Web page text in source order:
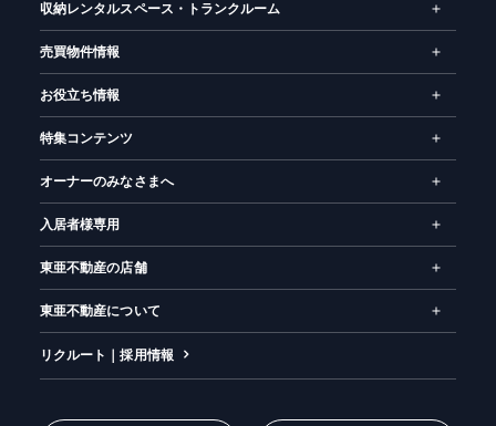
収納レンタルスペース・トランクルーム
売買物件情報
お役立ち情報
特集コンテンツ
オーナーのみなさまへ
入居者様専用
東亜不動産の店舗
東亜不動産について
リクルート｜採用情報